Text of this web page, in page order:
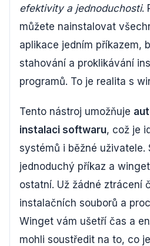
efektivity a jednoduchosti.
můžete nainstalovat
aplikace jedním příkazem,
stahování a proklikávání
programů. To je realita s
Tento nástroj umožňuje
instalaci softwaru, což je
systémů i běžné uživatele.
jednoduchý příkaz a
ostatní. Už žádné ztrácení
instalačních souborů a
Winget vám ušetří čas a
mohli soustředit na to, co